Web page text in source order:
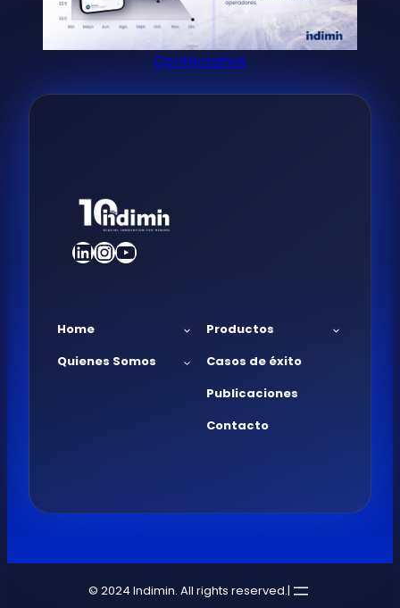
Contáctanos
LinkedIn
Instagram
YouTube
Home
Productos
Quienes Somos
Casos de éxito
Publicaciones
Contacto
© 2024 Indimin. All rights reserved.|